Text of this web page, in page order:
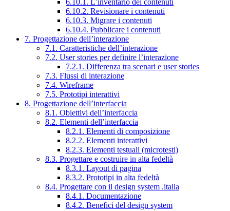
6.10.1. L’inventario dei contenuti
6.10.2. Revisionare i contenuti
6.10.3. Migrare i contenuti
6.10.4. Pubblicare i contenuti
7. Progettazione dell’interazione
7.1. Caratteristiche dell’interazione
7.2. User stories per definire l’interazione
7.2.1. Differenza tra scenari e user stories
7.3. Flussi di interazione
7.4. Wireframe
7.5. Prototipi interattivi
8. Progettazione dell’interfaccia
8.1. Obiettivi dell’interfaccia
8.2. Elementi dell’interfaccia
8.2.1. Elementi di composizione
8.2.2. Elementi interattivi
8.2.3. Elementi testuali (microtesti)
8.3. Progettare e costruire in alta fedeltà
8.3.1. Layout di pagina
8.3.2. Prototipi in alta fedeltà
8.4. Progettare con il design system .italia
8.4.1. Documentazione
8.4.2. Benefici del design system